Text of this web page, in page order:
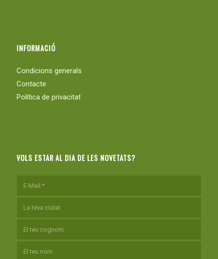
INFORMACIÓ
Condicions generals
Contacte
Política de privacitat
VOLS ESTAR AL DIA DE LES NOVETATS?